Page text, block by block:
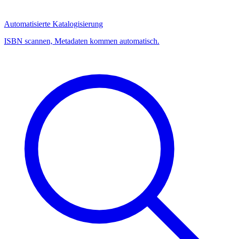
Automatisierte Katalogisierung
ISBN scannen, Metadaten kommen automatisch.